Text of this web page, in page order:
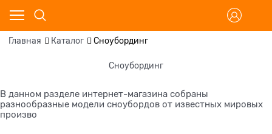
Главная Каталог Сноубординг
Сноубординг
В данном разделе интернет-магазина собраны
разнообразные модели сноубордов от известных мировых
произво